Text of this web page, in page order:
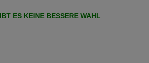
ES KEINE BESSERE WAHL